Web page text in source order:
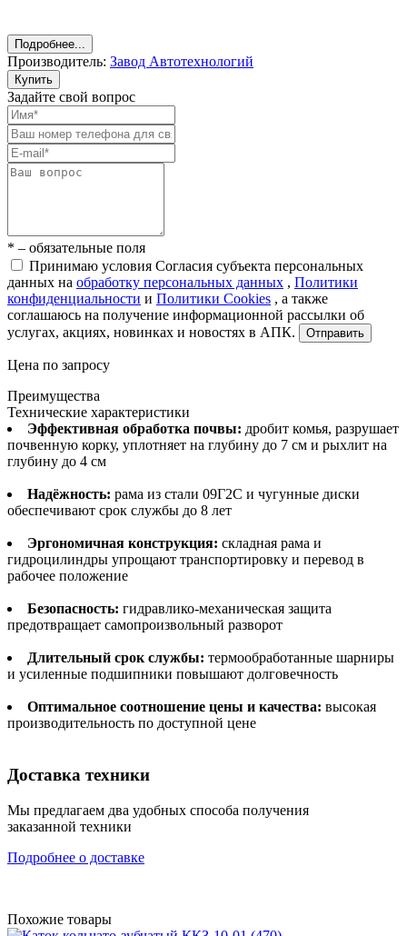
Подробнее...
Производитель: Завод Автотехнологий
Купить
Задайте свой вопрос
* – обязательные поля
Принимаю условия Согласия субъекта персональных
данных на обработку персональных данных , Политики
конфиденциальности и Политики Cookies , а также
соглашаюсь на получение информационной рассылки об
услугах, акциях, новинках и новостях в АПК.
Отправить
Цена по запросу
Преимущества
Технические характеристики
Эффективная обработка почвы: дробит комья, разрушает
почвенную корку, уплотняет на глубину до 7 см и рыхлит на
глубину до 4 см
Надёжность: рама из стали 09Г2С и чугунные диски
обеспечивают срок службы до 8 лет
Эргономичная конструкция: складная рама и
гидроцилиндры упрощают транспортировку и перевод в
рабочее положение
Безопасность: гидравлико-механическая защита
предотвращает самопроизвольный разворот
Длительный срок службы: термообработанные шарниры
и усиленные подшипники повышают долговечность
Оптимальное соотношение цены и качества: высокая
производительность по доступной цене
Доставка техники
Мы предлагаем два удобных способа получения
заказанной техники
Подробнее о доставке
Похожие товары